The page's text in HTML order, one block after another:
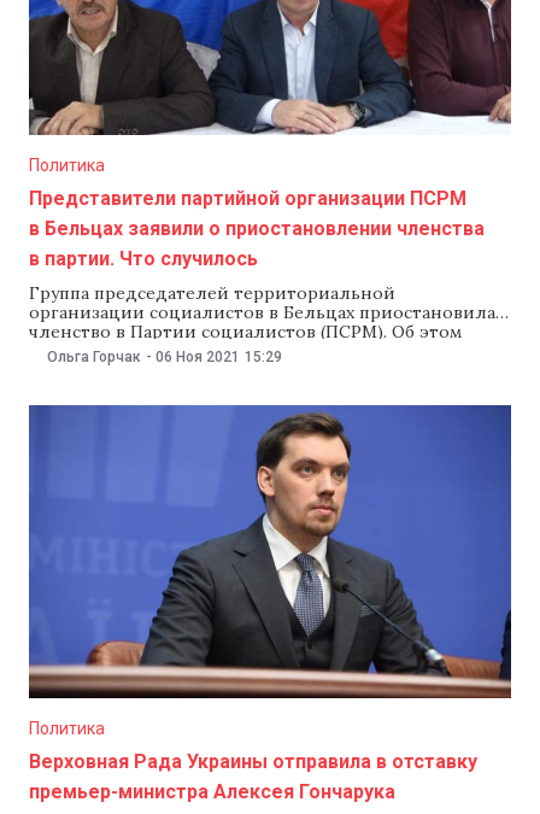
Политика
Представители партийной организации ПСРМ
в Бельцах заявили о приостановлении членства
в партии. Что случилось
Группа председателей территориальной
организации социалистов в Бельцах приостановила
членство в Партии социалистов (ПСРМ). Об этом
сообщил 5 ноября член республиканского совета
ПСРМ Александр Усатый, отметив, что это — протест
председателем партийной организации в Бельцах.
Члены республиканского совета Партии социалистов
(ПСРМ) Александр Усатый, Вячеслав Зеленецкий и
Ольга Горчак - 06 Ноя 2021 15:29
Политика
Верховная Рада Украины отправила в отставку
премьер-министра Алексея Гончарука